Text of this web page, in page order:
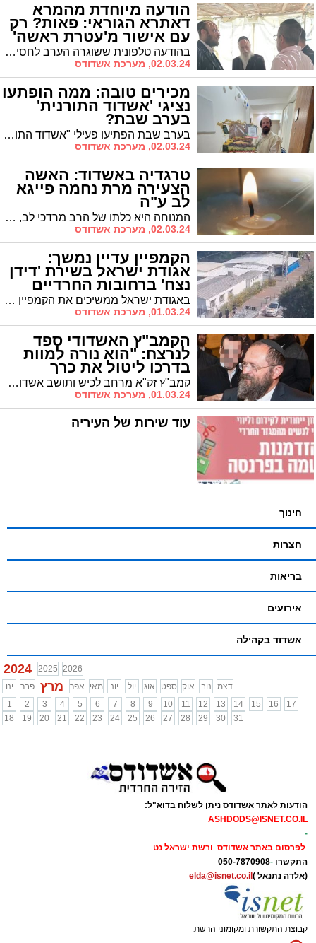
הודעה מיוחדת מהמרא
דאתרא הגוראי: פאות? רק
עם אישור מ'עטרת ראשה'
בהודעה טלפונית ששוגרה הערב לחסידי גור בעיר מבהיר המרא דאתרא של חסידי גור באשדוד הרב שמואל דוד גרוס כי יש להיזהר מרכישת שיער שיש בו חשש ע"ז
02.03.24, מערכת אשדודס
מכירים טובה: ממה הופתעו
נציגי 'אשדוד התורנית'
בערב שבת?
בערב שבת הפתיעו פעילי "אשדוד התורנית" את הנציגים במארזי פירות מעוצבים. "הוכחתם ובגדול"
02.03.24, מערכת אשדודס
טרגדיה באשדוד: האשה
הצעירה מרת נחמה פייגא
לב ע"ה
המנוחה היא כלתו של הרב מרדכי לב, המשנה למנכ"ל החינוך העצמאי. נפטרה ללא שזכתה לזרע של קיימא. בת 27 בלבד היתה בפטירתה. הלווייתה תצא מביתה ברח' שלמה בן יוסף בשעה 21:30 בדרכה לבית העלמין בעיר שם תיטמן
02.03.24, מערכת אשדודס
הקמפיין עדיין נמשך:
אגודת ישראל בשירת 'דידן
נצח' ברחובות החרדיים
(וידאו) באגודת ישראל ממשיכים את הקמפיין וחוגגים את ההצלחה בבחירות באמצעות שיירת רכבים ברחובות הרבעים החרדיים בעיר בשירת "דידן נצח"
01.03.24, מערכת אשדודס
הקמב"ץ האשדודי ספד
לנרצח: "הוא נורה למוות
בדרכו ליטול את כרך
הגמרא" קמב"ץ זק"א מרחב לכיש ותושב אשדוד יוסי לנדאו ספד לרב יצחק צייגר משבי שומרון נרצח בפיגוע בעלי. "ר' יצחק נמנה על מתנדבי זק"א האמיצים. הוא נורה למוות בדרכו ליטול את כרך הגמרא שזק"א תרם עבור המתנדבים לאחר טבח בוקר שמחת תורה"
01.03.24, מערכת אשדודס
עוד שירות של העיריה
חינוך
חצרות
בריאות
אירועים
אשדוד בקהילה
2024 2025 2026
ינו
פבר מרץ אפר מאי יונ יול אוג ספט אוק נוב
דצמ
1
2 3 4 5 6 7 8 9 10 11 12 13 14 15 16
17
18
19 20 21 22 23 24 25 26 27 28 29 30 31
הודעות לאתר אשדודס ניתן לשלוח בדוא"ל:
ASHDODS@ISNET.CO.IL
-
לפרסום באתר אשדודס ורשת ישראל נט
התקשרו -
050-7870908
(אלדה נתנאל ) elda@isnet.co.il
קבוצת התקשורת ומקומוני הרשת: